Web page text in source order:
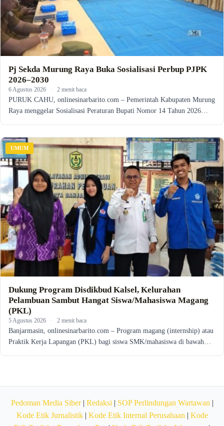
Pj Sekda Murung Raya Buka Sosialisasi Perbup PJPK
2026–2030
6 Agustus 2026 · 2 menit baca
PURUK CAHU, onlinesinarbarito.com – Pemerintah Kabupaten Murung
Raya menggelar Sosialisasi Peraturan Bupati Nomor 14 Tahun 2026…
UMUM
Dukung Program Disdikbud Kalsel, Kelurahan
Pelambuan Sambut Hangat Siswa/Mahasiswa Magang
(PKL)
5 Agustus 2026 · 2 menit baca
Banjarmasin, onlinesinarbarito.com – Program magang (internship) atau
Praktik Kerja Lapangan (PKL) bagi siswa SMK/mahasiswa di bawah…
Pedoman Media Siber| Redaksi | SOP Perlindungan Wartawan |
Kode Etik Jurnalistik| Kode Etik Internal Perusahaan | Kode